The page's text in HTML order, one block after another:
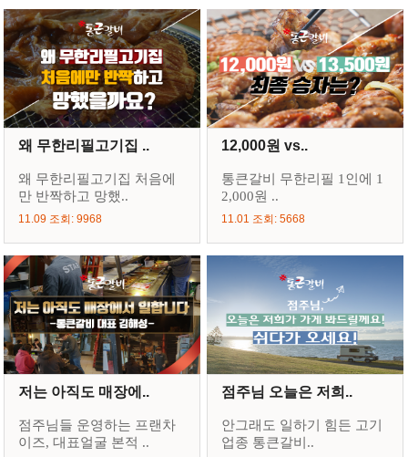
왜 무한리필고기집 ..
왜 무한리필고기집 처음에
만 반짝하고 망했..
11.09 조회: 9968
12,000원 vs..
통큰갈비 무한리필 1인에 1
2,000원 ..
11.01 조회: 5668
저는 아직도 매장에..
점주님들 운영하는 프랜차
이즈, 대표얼굴 본적 ..
점주님 오늘은 저희..
안그래도 일하기 힘든 고기
업종 통큰갈비..